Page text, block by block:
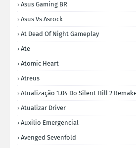
Asus Gaming BR
Asus Vs Asrock
At Dead Of Night Gameplay
Ate
Atomic Heart
Atreus
Atualização 1.04 Do Silent Hill 2
Atualizar Driver
Auxilio Emergencial
Avenged Sevenfold